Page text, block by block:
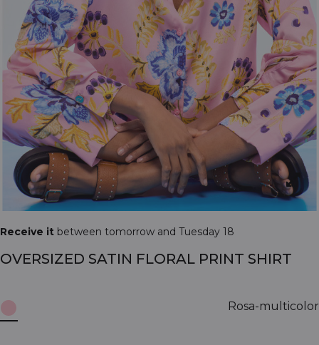
Receive it between tomorrow and Tuesday 18
OVERSIZED SATIN FLORAL PRINT SHIRT
Rosa-multicolor